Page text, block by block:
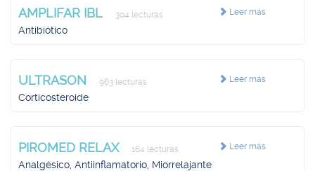
Leer más
AMPLIFAR IBL 304 lecturas
Antibiótico
Leer más
ULTRASON 963 lecturas
Corticosteroide
Leer más
PIROMED RELAX 164 lecturas
Analgésico, Antiinflamatorio, Miorrelajante